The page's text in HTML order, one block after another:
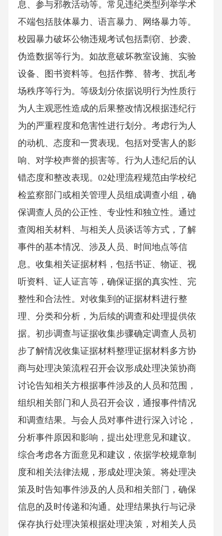
息、参与邪教活动等。常见违纪类型列举学术
不端包括肢体暴力、语言暴力、网络暴力等。
校园暴力破坏公物违规考试包括剽窃、抄袭、
伪造数据等行为。如故意破坏教室设施、实验
设备、图书资料等。包括作弊、替考、扰乱考
场秩序等行为。等级划分依据说明行为性质行
为人主观恶性造成的后果整改情况根据违纪行
为的严重程度和危害性进行划分。考虑行为人
的动机、态度和一贯表现。包括对受害人的影
响、对学校声誉的损害等。行为人违纪后的认
错态度和整改表现。02处理流程规范由学校纪
检监察部门或相关管理人员组成调查小组，确
保调查人员的公正性、专业性和独立性。通过
查阅相关材料、与相关人员谈话等方式，了解
事件的基本情况、涉及人员、时间地点等信
息。收集相关证据材料，包括书证、物证、视
听资料、证人证言等，确保证据的真实性、完
整性和合法性。对收集到的证据材料进行整
理、分类和分析，为后续的调查和处理提供依
据。初步调查与证据收集步骤确定调查人员初
步了解情况收集证据材料整理证据材料多方协
商与处理决策流程召开会议形成处理决策协商
讨论告知相关方根据事件涉及的人员和范围，
组织相关部门和人员召开会议，通报事件情况
和调查结果。与会人员对事件进行深入讨论，
分析事件原因和影响，提出处理意见和建议。
综合考虑各方面意见和建议，依据学校规章制
度和相关法律法规，形成处理决策。将处理决
策及时告知事件涉及的人员和相关部门，确保
信息的及时传递和沟通。处理结果执行与记录
保存执行处理决策根据处理决策，对相关人员